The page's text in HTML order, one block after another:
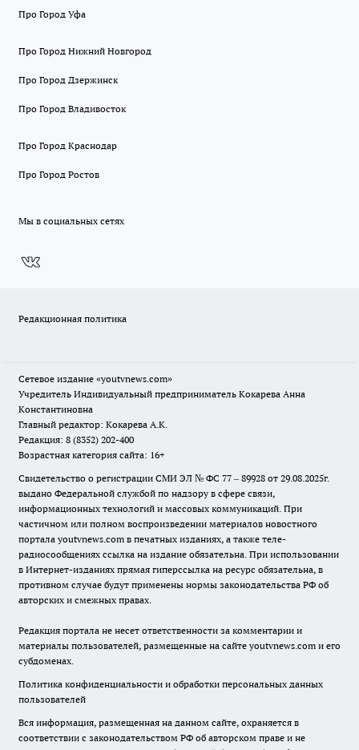
Про Город Уфа
Про Город Нижний Новгород
Про Город Дзержинск
Про Город Владивосток
Про Город Краснодар
Про Город Ростов
Мы в социальных сетях
Редакционная политика
Сетевое издание «youtvnews.com»
Учредитель Индивидуальный предприниматель Кокарева Анна
Константиновна
Главный редактор: Кокарева А.К.
Редакция: 8 (8352) 202-400
Возрастная категория сайта: 16+
Свидетельство о регистрации СМИ ЭЛ № ФС 77 – 89928 от 29.08.2025г.
выдано Федеральной службой по надзору в сфере связи,
информационных технологий и массовых коммуникаций. При
частичном или полном воспроизведении материалов новостного
портала youtvnews.com в печатных изданиях, а также теле-
радиосообщениях ссылка на издание обязательна. При использовании
в Интернет-изданиях прямая гиперссылка на ресурс обязательна, в
противном случае будут применены нормы законодательства РФ об
авторских и смежных правах.
Редакция портала не несет ответственности за комментарии и
материалы пользователей, размещенные на сайте youtvnews.com и его
субдоменах.
Политика конфиденциальности и обработки персональных данных
пользователей
Вся информация, размещенная на данном сайте, охраняется в
соответствии с законодательством РФ об авторском праве и не